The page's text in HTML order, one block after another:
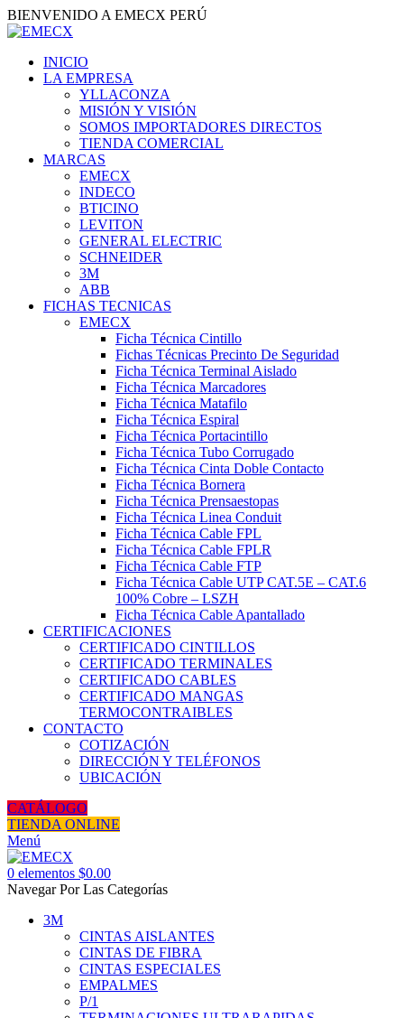
BIENVENIDO A EMECX PERÚ
INICIO
LA EMPRESA
YLLACONZA
MISIÓN Y VISIÓN
SOMOS IMPORTADORES DIRECTOS
TIENDA COMERCIAL
MARCAS
EMECX
INDECO
BTICINO
LEVITON
GENERAL ELECTRIC
SCHNEIDER
3M
ABB
FICHAS TECNICAS
EMECX
Ficha Técnica Cintillo
Fichas Técnicas Precinto De Seguridad
Ficha Técnica Terminal Aislado
Ficha Técnica Marcadores
Ficha Técnica Matafilo
Ficha Técnica Espiral
Ficha Técnica Portacintillo
Ficha Técnica Tubo Corrugado
Ficha Técnica Cinta Doble Contacto
Ficha Técnica Bornera
Ficha Técnica Prensaestopas
Ficha Técnica Linea Conduit
Ficha Técnica Cable FPL
Ficha Técnica Cable FPLR
Ficha Técnica Cable FTP
Ficha Técnica Cable UTP CAT.5E – CAT.6
100% Cobre – LSZH
Ficha Técnica Cable Apantallado
CERTIFICACIONES
CERTIFICADO CINTILLOS
CERTIFICADO TERMINALES
CERTIFICADO CABLES
CERTIFICADO MANGAS
TERMOCONTRAIBLES
CONTACTO
COTIZACIÓN
DIRECCIÓN Y TELÉFONOS
UBICACIÓN
CATÁLOGO
TIENDA ONLINE
Menú
0 elementos $0.00
Navegar Por Las Categorías
3M
CINTAS AISLANTES
CINTAS DE FIBRA
CINTAS ESPECIALES
EMPALMES
P/1